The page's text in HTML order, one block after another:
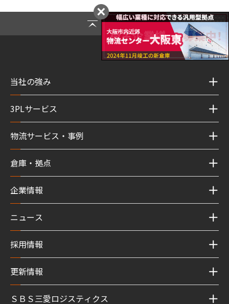
Page Top
当社の強み
3PLサービス
物流サービス・事例
倉庫・拠点
企業情報
ニュース
採用情報
更新情報
ＳＢＳ三愛ロジスティクス